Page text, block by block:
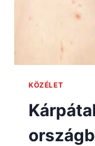
KÖZÉLET